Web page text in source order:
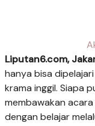
Liputan6.com,
hanya bisa
krama inggil. Siapa
membawakan
dengan belajar